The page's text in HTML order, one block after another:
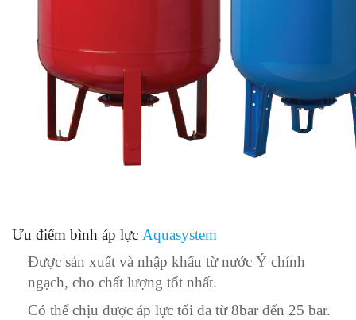
Ưu điểm bình áp lực Aquasystem
Được sản xuất và nhập khẩu từ nước Ý chính
ngạch, cho chất lượng tốt nhất.
Có thể chịu được áp lực tối đa từ 8bar đến 25 bar.